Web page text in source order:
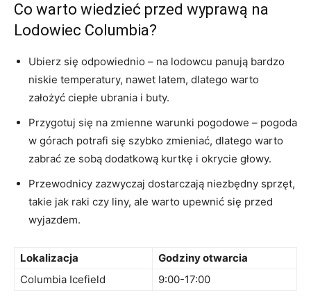
Co warto wiedzieć przed ⁢wyprawą ⁤na‍
Lodowiec Columbia?
Ubierz się odpowiednio ‌– na ⁣lodowcu panują bardzo
niskie temperatury, nawet latem,‌ dlatego warto
założyć ‍ciepłe ubrania ‌i buty.
Przygotuj się na zmienne warunki pogodowe – pogoda
w ‍górach potrafi się szybko zmieniać, dlatego warto
zabrać ze sobą ‍dodatkową kurtkę ​i okrycie głowy.
Przewodnicy zazwyczaj‌ dostarczają niezbędny sprzęt,
takie⁣ jak raki czy liny, ale warto upewnić się⁢ przed
wyjazdem.
Lokalizacja
Godziny otwarcia
Columbia Icefield
9:00-17:00